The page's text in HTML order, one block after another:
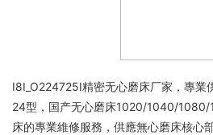
I8I_O224725I精密无心磨床厂家，專
24型，国产无心磨床1020/1040/
床的專業維修服務，供應無心磨床核心